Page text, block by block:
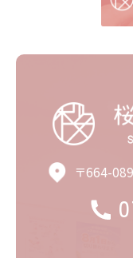
〒664-